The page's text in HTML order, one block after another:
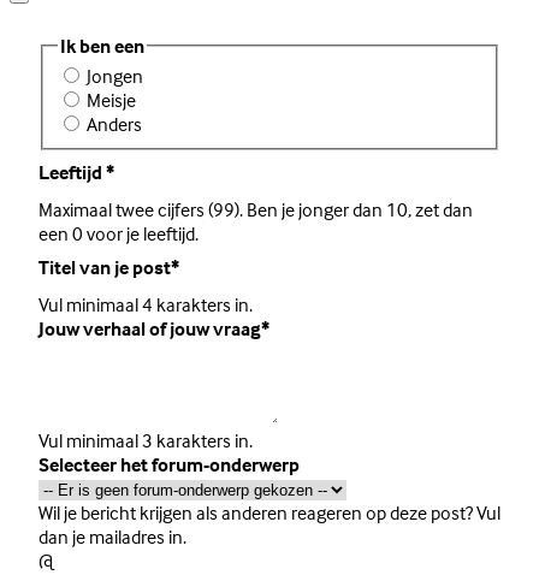
Ik ben een
Jongen
Meisje
Anders
Leeftijd *
Maximaal twee cijfers (99). Ben je jonger dan 10, zet dan
een 0 voor je leeftijd.
Titel van je post*
Vul minimaal 4 karakters in.
Jouw verhaal of jouw vraag*
Vul minimaal 3 karakters in.
Selecteer het forum-onderwerp
Wil je bericht krijgen als anderen reageren op deze post? Vul
dan je mailadres in.
@